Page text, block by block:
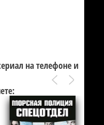
на телефоне и